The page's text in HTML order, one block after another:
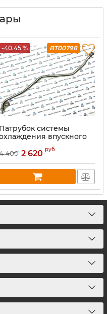
-40.45 % BT00798
Патрубок системы
впускного
коллектора BMW B46,
(11618603914) ТИП 2
400 2 620 руб